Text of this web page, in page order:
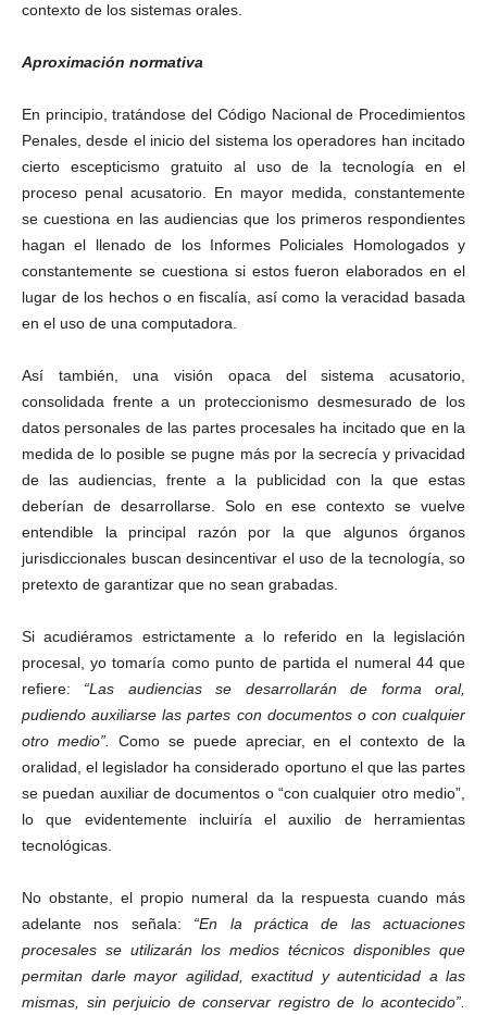
contexto de los sistemas orales.
Aproximación normativa
En principio, tratándose del Código Nacional de Procedimientos
Penales, desde el inicio del sistema los operadores han incitado
cierto escepticismo gratuito al uso de la tecnología en el
proceso penal acusatorio. En mayor medida, constantemente
se cuestiona en las audiencias que los primeros respondientes
hagan el llenado de los Informes Policiales Homologados y
constantemente se cuestiona si estos fueron elaborados en el
lugar de los hechos o en fiscalía, así como la veracidad basada
en el uso de una computadora.
Así también, una visión opaca del sistema acusatorio,
consolidada frente a un proteccionismo desmesurado de los
datos personales de las partes procesales ha incitado que en la
medida de lo posible se pugne más por la secrecía y privacidad
de las audiencias, frente a la publicidad con la que estas
deberían de desarrollarse. Solo en ese contexto se vuelve
entendible la principal razón por la que algunos órganos
jurisdiccionales buscan desincentivar el uso de la tecnología, so
pretexto de garantizar que no sean grabadas.
Si acudiéramos estrictamente a lo referido en la legislación
procesal, yo tomaría como punto de partida el numeral 44 que
refiere: “Las audiencias se desarrollarán de forma oral,
pudiendo auxiliarse las partes con documentos o con cualquier
otro medio”.
Como se puede apreciar, en el contexto de la
oralidad, el legislador ha considerado oportuno el que las partes
se puedan auxiliar de documentos o “con cualquier otro medio”,
lo que evidentemente incluiría el auxilio de herramientas
tecnológicas.
No obstante, el propio numeral da la respuesta cuando más
adelante nos señala: “En la práctica de las actuaciones
procesales se utilizarán los medios técnicos disponibles que
permitan darle mayor agilidad, exactitud y autenticidad a las
mismas, sin perjuicio de conservar registro de lo acontecido”.